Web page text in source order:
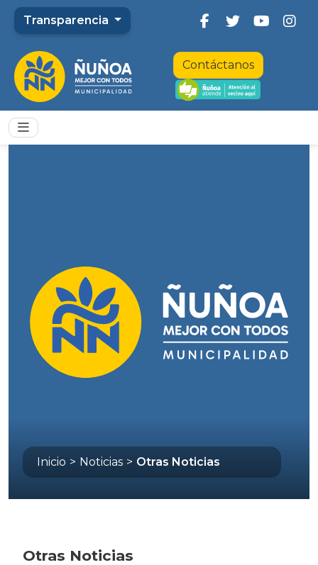
Transparencia
Contáctanos
Inicio > Noticias > Otras Noticias
Otras Noticias